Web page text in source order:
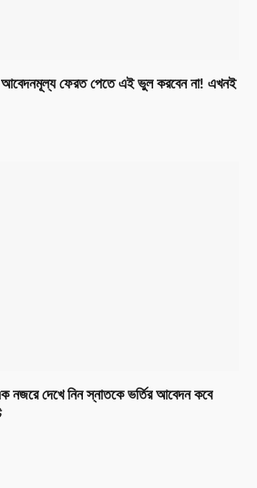
আবেদনমূল্য ফেরত পেতে এই ভুল করবেন না! এখনই
নজরে দেখে নিন স্নাতকে ভর্তির আবেদন কবে